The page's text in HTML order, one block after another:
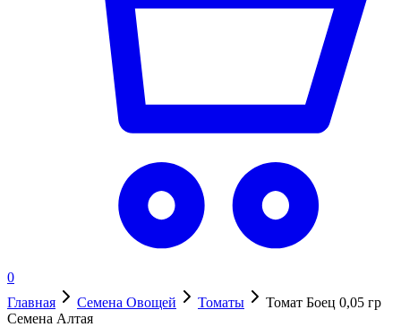
0
Главная
Семена Овощей Томаты
Томат Боец 0,05 гр
Семена Алтая